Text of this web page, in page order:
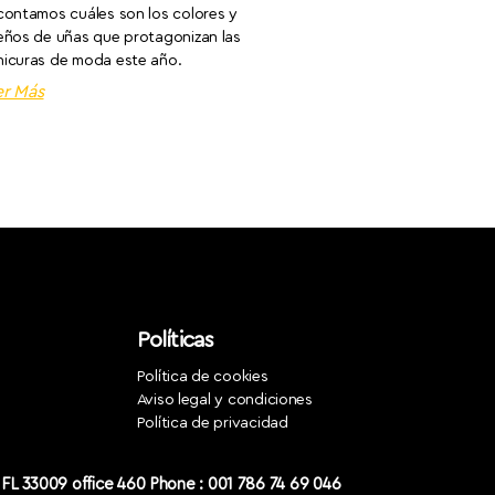
cuáles son los colores y
de uñas que protagonizan las
de moda este año.
Más
Políticas
Política de cookies
Aviso legal y condiciones
Política de privacidad
33009 office 460 Phone : 001 786 74 69 046